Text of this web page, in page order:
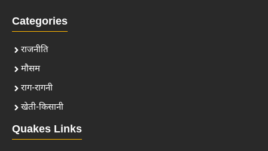
Categories
राजनीति
मौसम
राग-रागनी
खेती-किसानी
Quakes Links